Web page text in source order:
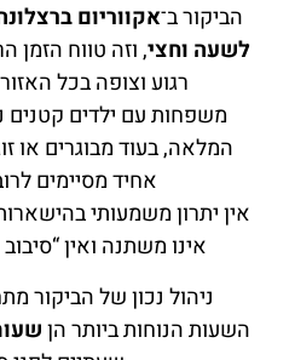
הביקור ב־אקווריום
לשעה וחצי, וזה טווח הזמן
רגוע וצופה בכל
משפחות עם ילדים
המלאה, בעוד מבוגרים או
אחיד מסיימים
אין יתרון משמעותי
אינו משתנה ואין
ניהול נכון של הביקור
השעות הנוחות ביותר הן